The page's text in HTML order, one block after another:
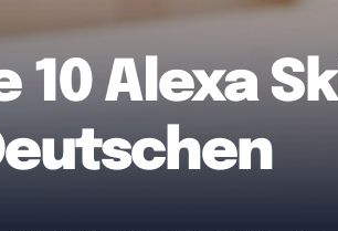
10 Alexa